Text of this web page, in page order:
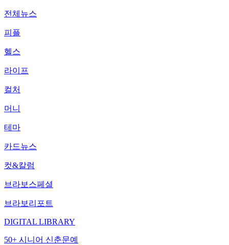
전체뉴스
피플
헬스
라이프
컬처
머니
테마
카드뉴스
컷&칼럼
브라보스페셜
브라보리포트
DIGITAL LIBRARY
50+ 시니어 신춘문예